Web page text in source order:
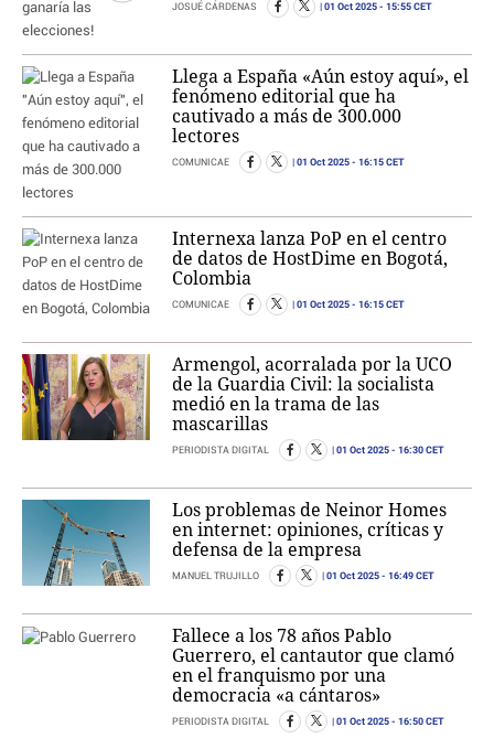
JOSUÉ CÁRDENAS 01 Oct 2025 - 15:55 CET
Llega a España «Aún estoy aquí», el
fenómeno editorial que ha
cautivado a más de 300.000
lectores
COMUNICAE 01 Oct 2025 - 16:15 CET
Internexa lanza PoP en el centro
de datos de HostDime en Bogotá,
Colombia
COMUNICAE 01 Oct 2025 - 16:15 CET
Armengol, acorralada por la UCO
de la Guardia Civil: la socialista
medió en la trama de las
mascarillas
PERIODISTA DIGITAL 01 Oct 2025 - 16:30 CET
Los problemas de Neinor Homes
en internet: opiniones, críticas y
defensa de la empresa
MANUEL TRUJILLO 01 Oct 2025 - 16:49 CET
Fallece a los 78 años Pablo
Guerrero, el cantautor que clamó
en el franquismo por una
democracia «a cántaros»
PERIODISTA DIGITAL 01 Oct 2025 - 16:50 CET